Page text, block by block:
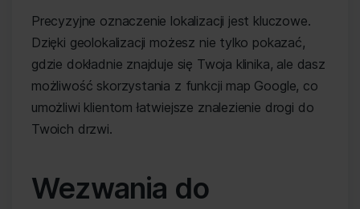
Precyzyjne oznaczenie lokalizacji jest kluczowe.
Dzięki geolokalizacji możesz nie tylko pokazać,
gdzie dokładnie znajduje się Twoja klinika, ale dasz
możliwość skorzystania z funkcji map Google, co
umożliwi klientom łatwiejsze znalezienie drogi do
Twoich drzwi.
Wezwania do